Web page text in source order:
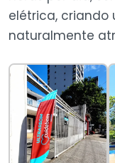
elétrica,
naturalmente